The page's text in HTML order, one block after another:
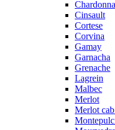
Cinsault
Cortese
Corvina
Gamay
Garnacha
Grenache
Lagrein
Malbec
Merlot
Merlot